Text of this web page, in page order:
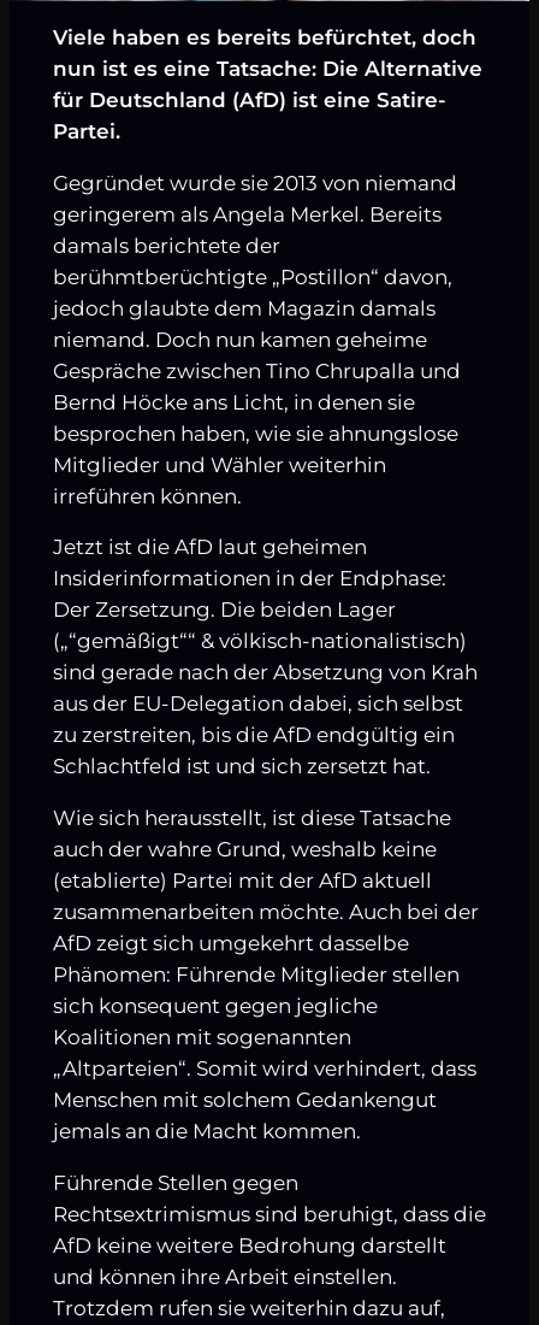
Viele haben es bereits befürchtet, doch
nun ist es eine Tatsache: Die Alternative
für Deutschland (AfD) ist eine Satire-
Partei.
Gegründet wurde sie 2013 von niemand
geringerem als Angela Merkel. Bereits
damals berichtete der
berühmtberüchtigte „Postillon“ davon,
jedoch glaubte dem Magazin damals
niemand. Doch nun kamen geheime
Gespräche zwischen Tino Chrupalla und
Bernd Höcke ans Licht, in denen sie
besprochen haben, wie sie ahnungslose
Mitglieder und Wähler weiterhin
irreführen können.
Jetzt ist die AfD laut geheimen
Insiderinformationen in der Endphase:
Der Zersetzung. Die beiden Lager
(„“gemäßigt““ & völkisch-nationalistisch)
sind gerade nach der Absetzung von Krah
aus der EU-Delegation dabei, sich selbst
zu zerstreiten, bis die AfD endgültig ein
Schlachtfeld ist und sich zersetzt hat.
Wie sich herausstellt, ist diese Tatsache
auch der wahre Grund, weshalb keine
(etablierte) Partei mit der AfD aktuell
zusammenarbeiten möchte. Auch bei der
AfD zeigt sich umgekehrt dasselbe
Phänomen: Führende Mitglieder stellen
sich konsequent gegen jegliche
Koalitionen mit sogenannten
„Altparteien“. Somit wird verhindert, dass
Menschen mit solchem Gedankengut
jemals an die Macht kommen.
Führende Stellen gegen
Rechtsextrimismus sind beruhigt, dass die
AfD keine weitere Bedrohung darstellt
und können ihre Arbeit einstellen.
Trotzdem rufen sie weiterhin dazu auf,